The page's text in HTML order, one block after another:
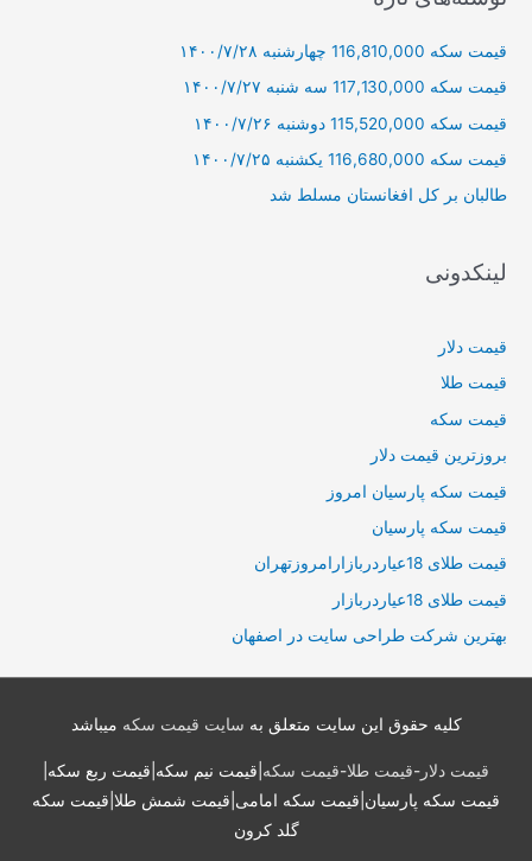
ب
ر
ا
قیمت سکه 116,810,000 چهارشنبه ۱۴۰۰/۷/۲۸
قیمت سکه 117,130,000 سه شنبه ۱۴۰۰/۷/۲۷
قیمت سکه 115,520,000 دوشنبه ۱۴۰۰/۷/۲۶
قیمت سکه 116,680,000 یکشنبه ۱۴۰۰/۷/۲۵
طالبان بر كل افغانستان مسلط شد
لینکدونی
قیمت دلار
قیمت طلا
قیمت سکه
بروزترین قیمت دلار
قیمت سکه پارسیان امروز
قیمت سکه پارسیان
قیمت طلای 18عیاردربازارامروزتهران
قیمت طلای 18عیاردربازار
بهترین شرکت طراحی سایت در اصفهان
کلیه حقوق این سایت متعلق به سایت قیمت سکه میباشد
قیمت دلار -قیمت طلا-قیمت سکه |قیمت نیم سکه|قیمت ربع سکه|
قیمت سکه پارسیان|قیمت سکه امامی|قیمت شمش طلا|قیمت سکه
گلد کرون